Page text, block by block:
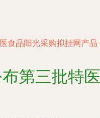
食品阳光采购拟挂网产品
第三批特